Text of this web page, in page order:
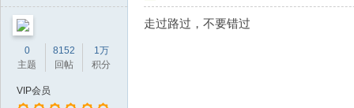
0
主题
8152
回帖
1万
积分
VIP会员
走过路过，不要错过